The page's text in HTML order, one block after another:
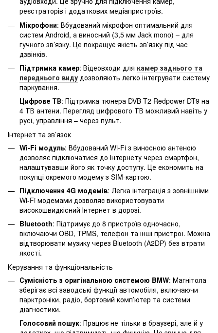
реєстраторів і додаткових медіапристроїв.
Мікрофони: Вбудований мікрофон оптимальний для
систем Android, а виносний (3,5 мм Jack mono) – для
гучного зв’язку. Це покращує якість зв’язку під час
дзвінків.
Підтримка камер: Відеовходи для камер заднього та
переднього виду дозволяють легко інтегрувати систему
паркування.
Цифрове ТВ: Підтримка тюнера DVB-T2 Redpower DT9 на
4 ТВ антени. Перегляд цифрового ТВ можливий навіть у
русі, управління – через пульт.
Інтернет та зв’язок
Wi-Fi модуль: Вбудований Wi-Fi з виносною антеною
дозволяє підключатися до Інтернету через смартфон,
налаштувавши його як точку доступу. Це економить на
покупці окремого модему з SIM-картою.
Підключення 4G модемів: Легка інтеграція з зовнішніми
Wi-Fi модемами дозволяє використовувати
високошвидкісний Інтернет в дорозі.
Bluetooth: Підтримує до 8 пристроїв одночасно,
включаючи OBD, TPMS, телефон та інші пристрої. Можна
відтворювати музику через Bluetooth (A2DP) без втрати
якості.
Керування та функціональність
Сумісність з оригінальною системою BMW: Магнітола
зберігає всі заводські функції автомобіля, включаючи
парктроніки, радіо, бортовий комп’ютер та системи
діагностики.
Голосовий пошук: Працює не тільки в браузері, але й у